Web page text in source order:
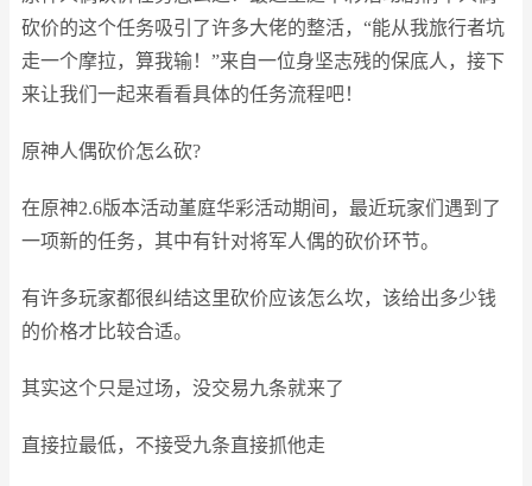
砍价的这个任务吸引了许多大佬的整活，“能从我旅行者坑
走一个摩拉，算我输！”来自一位身坚志残的保底人，接下
来让我们一起来看看具体的任务流程吧！
原神人偶砍价怎么砍?
在原神2.6版本活动堇庭华彩活动期间，最近玩家们遇到了
一项新的任务，其中有针对将军人偶的砍价环节。
有许多玩家都很纠结这里砍价应该怎么坎，该给出多少钱
的价格才比较合适。
其实这个只是过场，没交易九条就来了
直接拉最低，不接受九条直接抓他走